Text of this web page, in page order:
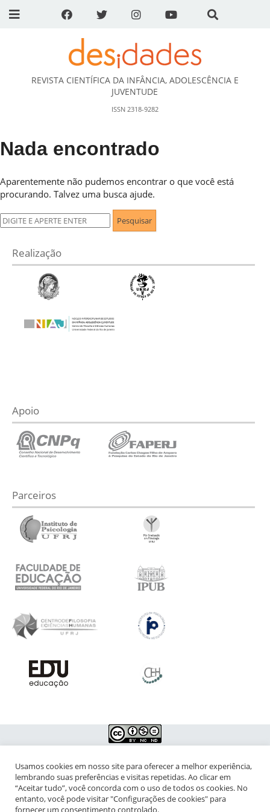
DESidades
REVISTA CIENTÍFICA DA INFÂNCIA, ADOLESCÊNCIA E
JUVENTUDE
ISSN 2318-9282
Nada encontrado
Aparentemente não pudemos encontrar o que você está
procurando. Talvez uma busca ajude.
Pesquisar
por:
Realização
Apoio
Parceiros
NIPIAC – Núcleo Interdisciplinar de Pesquisa para a Infância e
Adolescência Contemporâneas
Universidade Federal do Rio de Janeiro - Campus da Praia Vermelha
Usamos cookies em nosso site para oferecer a melhor experiência,
lembrando suas preferências e visitas repetidas. Ao clicar em
“Aceitar tudo”, você concorda com o uso de todos os cookies. No
entanto, você pode visitar "Configurações de cookies" para
fornecer um consentimento controlado.